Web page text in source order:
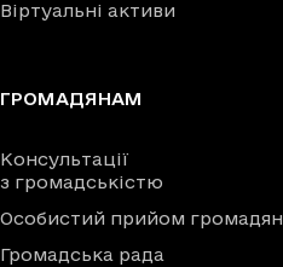
Віртуальні активи
ГРОМАДЯНАМ
Консультації
з громадськістю
Особистий прийом громадян
Громадська рада